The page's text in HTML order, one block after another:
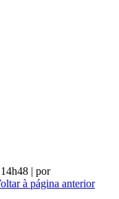
| por
à página anterior